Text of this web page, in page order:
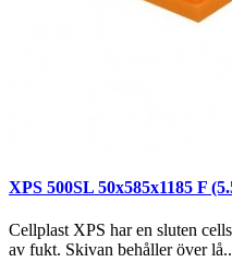
XPS 500SL 50x585x1185 F
Cellplast XPS har en sluten
av fukt. Skivan behåller över lå..